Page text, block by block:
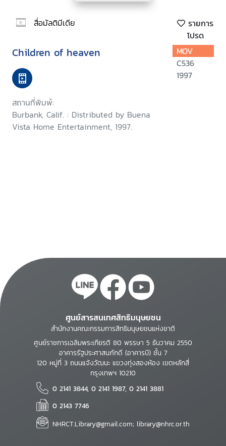
สื่อมัลติมีเดีย
รายการ
โปรด
Children of heaven
สถานที่พิมพ์:
Burbank, Calif. : Distributed by Buena
Vista Home Entertainment, 1997.
MOV
C536
1997
ศูนย์สารสนเทศสิทธิมนุษยชน
สำนักงานคณะกรรมการสิทธิมนุษยชนแห่งชาติ
ศูนย์ราชการเฉลิมพระเกียรติ 80 พรรษา 5 ธันวาคม 2550
อาคารรัฐประศาสนภักดี (อาคารบี) ชั้น 7
120 หมู่ที่ 3 ถนนแจ้งวัฒนะ แขวงทุ่งสองห้อง เขตหลักสี่
กรุงเทพฯ 10210
0 2141 3844, 0 2141 1987, 0 2141 3881
0 2143 7746
NHRCT.Library@gmail.com; library@nhrc.or.th